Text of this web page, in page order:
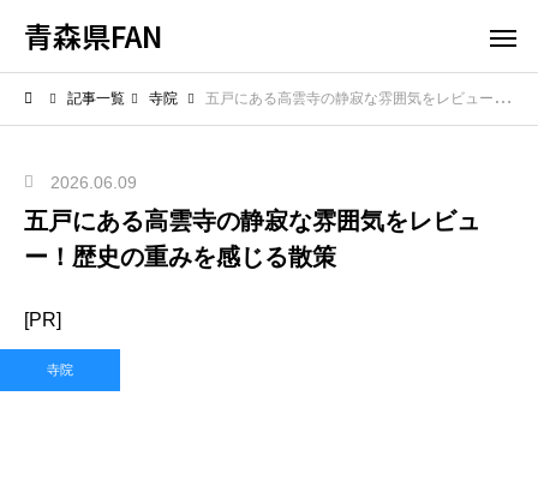
青森県FAN
記事一覧 寺院 五戸にある高雲寺の静寂な雰囲気をレビュー！歴史の重みを感じる散策
2026.06.09
五戸にある高雲寺の静寂な雰囲気をレビュ
ー！歴史の重みを感じる散策
[PR]
寺院